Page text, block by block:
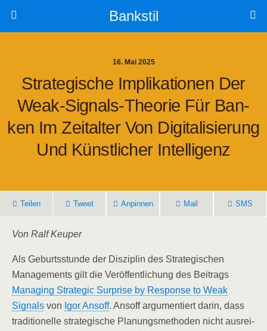
Bankstil
16. Mai 2025
Stra­te­gi­sche Impli­ka­tio­nen Der
Weak-Signals-Theo­rie Für Ban­
Ken Im Zeit­al­ter Von Digi­ta­li­sie­rung
Und Künst­li­cher Intelligenz
Tei­len Tweet Anpin­nen Mail SMS
Von Ralf Keuper
Als Geburts­stun­de der Dis­zi­plin des Stra­te­gi­schen
Manage­ments gilt die Ver­öf­fent­li­chung des Bei­trags
Mana­ging Stra­te­gic Sur­pri­se by Respon­se to Weak
Signals von Igor Ansoff. Ansoff argu­men­tiert dar­in, dass
tra­di­tio­nel­le stra­te­gi­sche Pla­nungs­me­tho­den nicht aus­rei­